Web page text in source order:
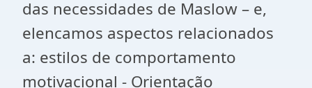
das necessidades de Maslow – e,
elencamos aspectos relacionados
a: estilos de comportamento
motivacional - Orientação